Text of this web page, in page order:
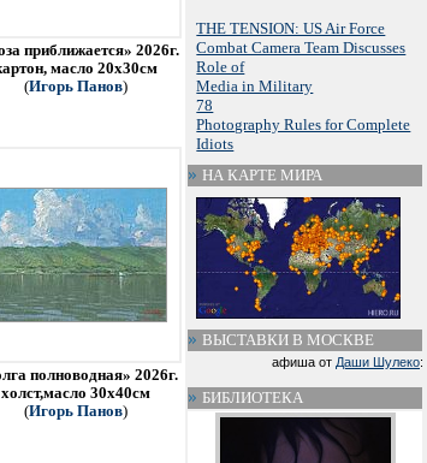
приближается» 2026г.
масло 20х30см
(Игорь Панов)
полноводная» 2026г.
холст,масло 30х40см
(Игорь Панов)
THE TENSION: US Air Force
Combat Camera Team Discusses
Role of
Media in Military
78
Photography Rules for Complete
Idiots
НА КАРТЕ МИРА
ВЫСТАВКИ В МОСКВЕ
афиша от Даши Шулеко:
БИБЛИОТЕКА